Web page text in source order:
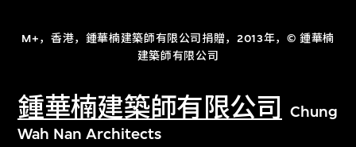
M+，香港，鍾華楠建築師有限公司捐贈，2013年，© 鍾華楠
建築師有限公司
鍾華楠建築師有限公司
Chung
Wah Nan Architects